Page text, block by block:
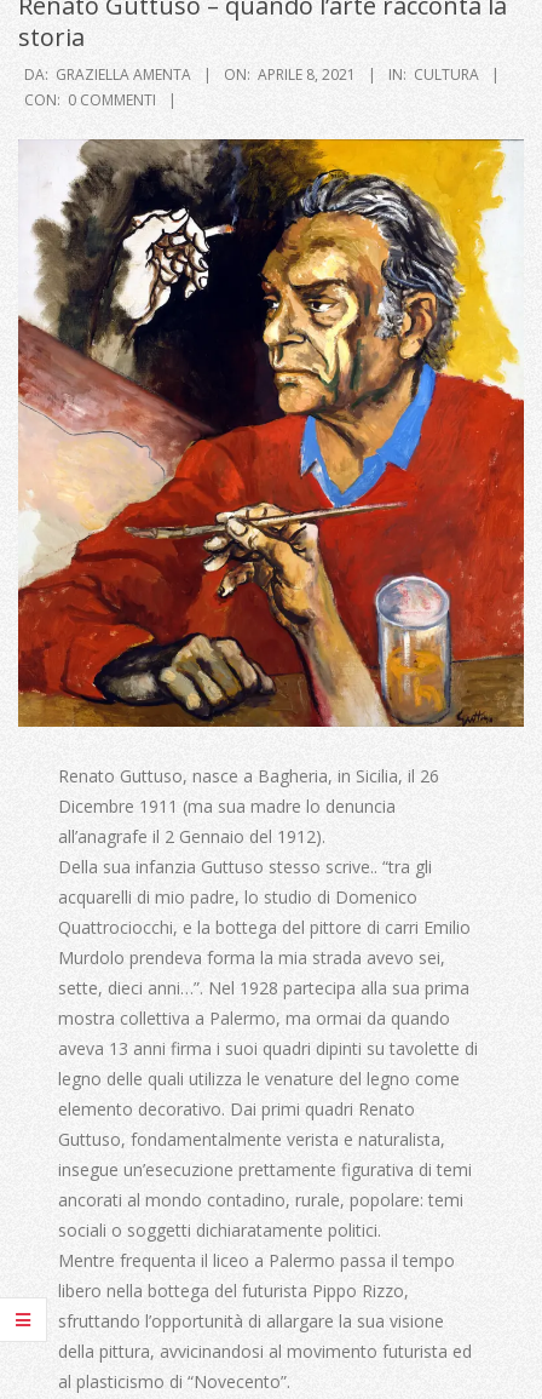
storia
DA: GRAZIELLA AMENTA ON: APRILE 8, 2021 IN: CULTURA
CON: 0 COMMENTI
Renato Guttuso, nasce a Bagheria, in Sicilia, il 26
Dicembre 1911 (ma sua madre lo denuncia
all’anagrafe il 2 Gennaio del 1912).
Della sua infanzia Guttuso stesso scrive.. “tra gli
acquarelli di mio padre, lo studio di Domenico
Quattrociocchi, e la bottega del pittore di carri Emilio
Murdolo prendeva forma la mia strada avevo sei,
sette, dieci anni…”. Nel 1928 partecipa alla sua prima
mostra collettiva a Palermo, ma ormai da quando
aveva 13 anni firma i suoi quadri dipinti su tavolette di
legno delle quali utilizza le venature del legno come
elemento decorativo. Dai primi quadri Renato
Guttuso, fondamentalmente verista e naturalista,
insegue un’esecuzione prettamente figurativa di temi
ancorati al mondo contadino, rurale, popolare: temi
sociali o soggetti dichiaratamente politici.
Mentre frequenta il liceo a Palermo passa il tempo
libero nella bottega del futurista Pippo Rizzo,
sfruttando l’opportunità di allargare la sua visione
della pittura, avvicinandosi al movimento futurista ed
al plasticismo di “Novecento”.